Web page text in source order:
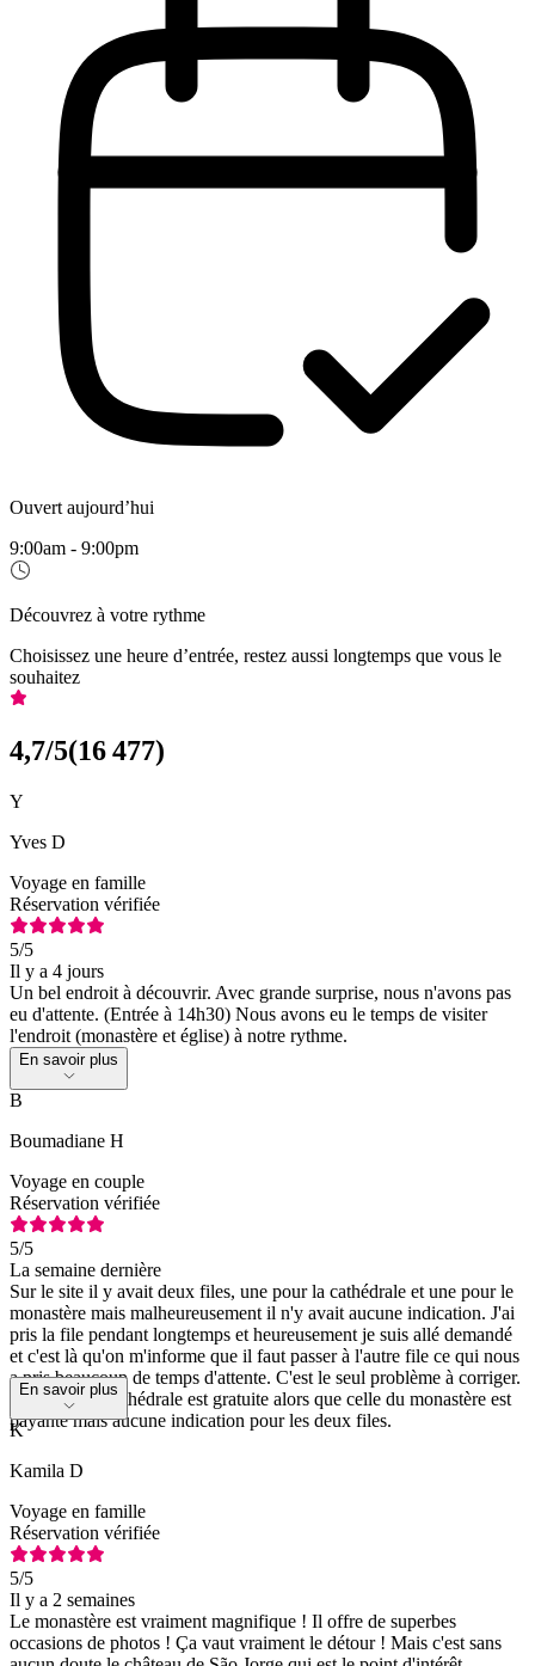
Ouvert aujourd’hui
9:00am - 9:00pm
Découvrez à votre rythme
Choisissez une heure d’entrée, restez aussi longtemps que vous le
souhaitez
4,7/5(16 477)
Y
Yves D
Voyage en famille
Réservation vérifiée
5/5
Il y a 4 jours
Un bel endroit à découvrir. Avec grande surprise, nous n'avons pas
eu d'attente. (Entrée à 14h30) Nous avons eu le temps de visiter
l'endroit (monastère et église) à notre rythme.
En savoir plus
B
Boumadiane H
Voyage en couple
Réservation vérifiée
5/5
La semaine dernière
Sur le site il y avait deux files, une pour la cathédrale et une pour le
monastère mais malheureusement il n'y avait aucune indication. J'ai
pris la file pendant longtemps et heureusement je suis allé demandé
et c'est là qu'on m'informe que il faut passer à l'autre file ce qui nous
a pris beaucoup de temps d'attente. C'est le seul problème à corriger.
L'entrée à la cathédrale est gratuite alors que celle du monastère est
payante mais aucune indication pour les deux files.
En savoir plus
K
Kamila D
Voyage en famille
Réservation vérifiée
5/5
Il y a 2 semaines
Le monastère est vraiment magnifique ! Il offre de superbes
occasions de photos ! Ça vaut vraiment le détour ! Mais c'est sans